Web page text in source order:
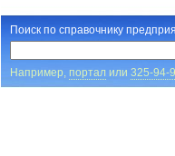
Поиск по справочнику
Например, порталили 325-94-